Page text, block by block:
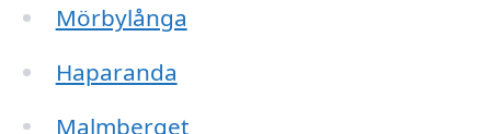
Mörbylånga
Haparanda
Malmberget